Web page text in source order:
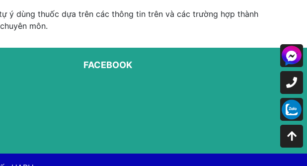
ý dùng thuốc dựa trên các thông tin trên và các trường hợp thành
môn.
FACEBOOK